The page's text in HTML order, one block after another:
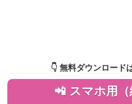
👇️ 無料ダウンロード
📲 スマホ用（